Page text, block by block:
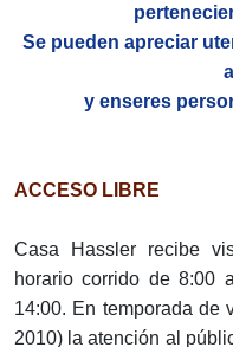
Se pueden apreciar
y enseres
ACCESO LIBRE
Casa Hassler recibe
horario corrido de 8:00
14:00. En temporada de
2010) la atención al